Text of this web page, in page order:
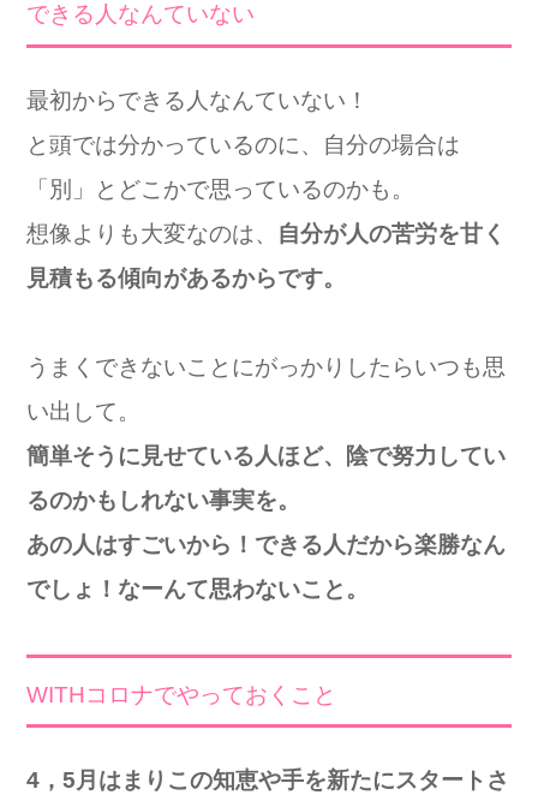
できる人なんていない
最初からできる人なんていない！
と頭では分かっているのに、自分の場合は
「別」とどこかで思っているのかも。
想像よりも大変なのは、 自分が人の苦労を甘く
見積もる傾向があるからです。
うまくできないことにがっかりしたらいつも思
い出して。
簡単そうに見せている人ほど、陰で努力してい
るのかもしれない事実を。
あの人はすごいから！できる人だから楽勝なん
でしょ！なーんて思わないこと。
WITHコロナでやっておくこと
4，5月はまりこの知恵や手を新たにスタートさ